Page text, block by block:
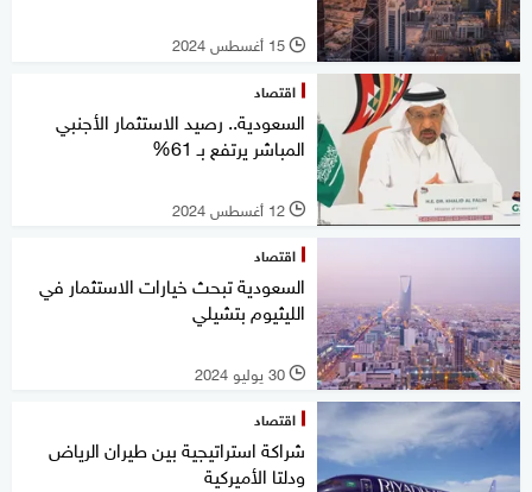
l 15 أغسطس 2024
اقتصاد
السعودية.. رصيد الاستثمار الأجنبي
المباشر يرتفع بـ 61%
l 12 أغسطس 2024
اقتصاد
السعودية تبحث خيارات الاستثمار في
الليثيوم بتشيلي
l 30 يوليو 2024
اقتصاد
شراكة استراتيجية بين طيران الرياض
ودلتا الأميركية